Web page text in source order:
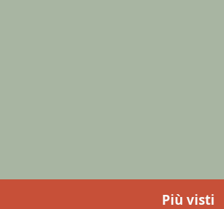
Più visti